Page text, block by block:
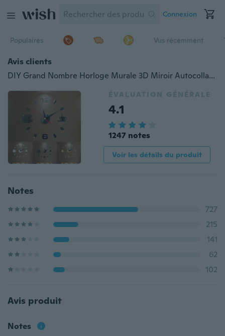
Connexion
Populaires Vus récemment
Avis clients
DIY Grand Nombre Horloge Murale 3D Miroir Autocollant Moderne Bureau À Domicile Décor Art Decal
ÉVALUATION GÉNÉRALE
4.1
1247 notes
Voir les détails du produit
Notes
727
215
141
62
102
Avis produit
Notes